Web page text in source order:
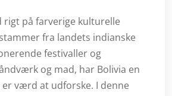
rigt på farverige kulturelle
fra landets indianske
festivaller og
og mad, har Bolivia en
værd at udforske. I denne